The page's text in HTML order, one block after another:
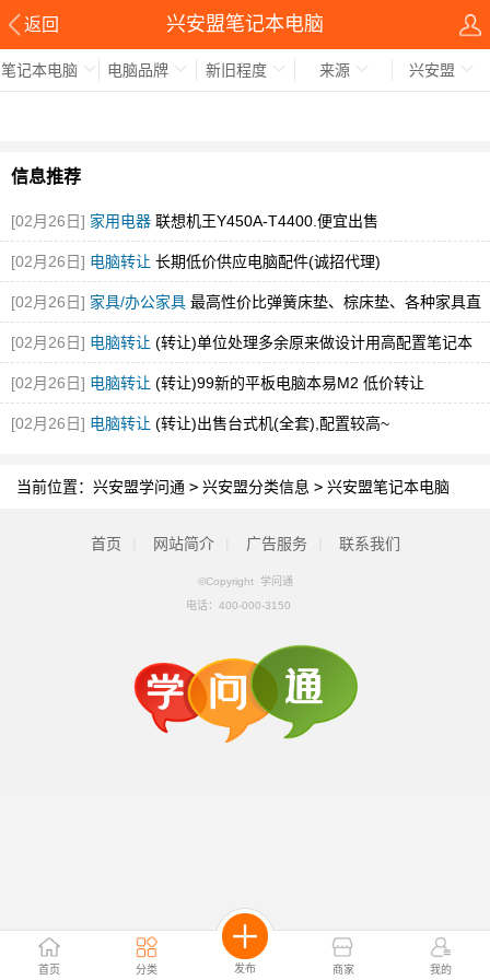
返回 兴安盟笔记本电脑
首页 分类 发布 商家 我的
笔记本电脑 电脑品牌 新旧程度 来源 兴安盟
信息推荐
[02月26日] 家用电器 联想机王Y450A-T4400.便宜出售
[02月26日] 电脑转让 长期低价供应电脑配件(诚招代理)
[02月26日] 家具/办公家具 最高性价比弹簧床垫、棕床垫、各种家具直
销[02月26日] 电脑转让 (转让)单位处理多余原来做设计用高配置笔记本
[02月26日] 电脑转让 (转让)99新的平板电脑本易M2 低价转让
[02月26日] 电脑转让 (转让)出售台式机(全套),配置较高~
当前位置： 兴安盟学问通 > 兴安盟分类信息 > 兴安盟笔记本电脑
首页 网站简介 广告服务 联系我们
©Copyright 学问通
电话： 400-000-3150